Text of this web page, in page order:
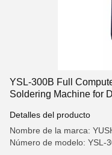
YSL-300B Full
Soldering Machine for
Detalles del producto
Nombre de la marca:
Número de modelo: YSL-